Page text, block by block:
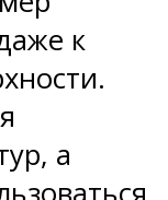
к
а